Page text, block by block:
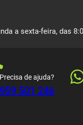
a sexta-feira, das
Precisa de ajuda?
959 501 246